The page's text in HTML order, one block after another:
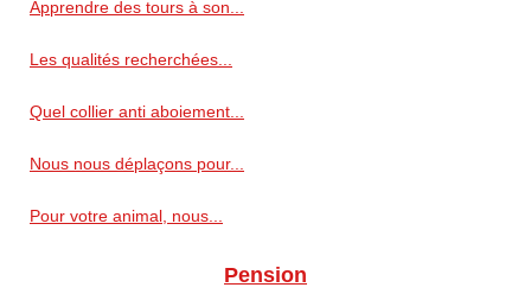
Apprendre des tours à son...
Les qualités recherchées...
Quel collier anti aboiement...
Nous nous déplaçons pour...
Pour votre animal, nous...
Pension